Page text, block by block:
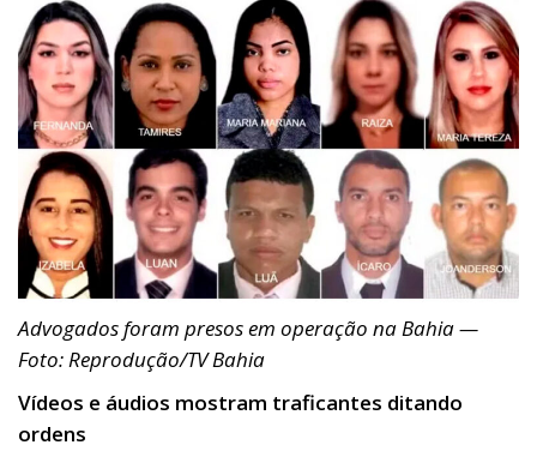
Advogados foram presos em operação na Bahia —
Foto: Reprodução/TV Bahia
Vídeos e áudios mostram traficantes ditando
ordens